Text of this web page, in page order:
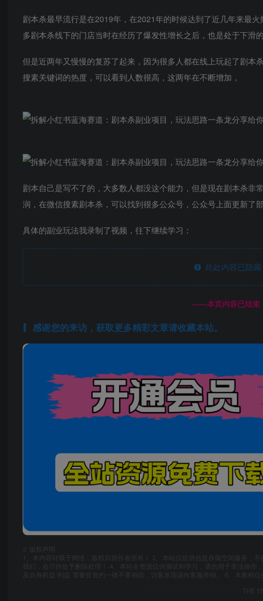
剧本杀最早流行是在2019年，在2021年的时候达到了近几年来最
多剧本杀线下的门店当时在经历了爆发性增长之后，也是处于下滑
但是近两年又慢慢的复苏了起来，因为很多人都在线上玩起了剧
搜素关键词的热度，可以看到人数很高，这两年在不断增加，
剧本自己是写不了的，大多数人都没这个能力，但是现在剧本杀
润，在微信搜素剧本杀，可以找到很多公众号，公众号上面更新了
具体的副业玩法我录制了视频，往下继续学习：
此处内容已隐
------本页内容已结
感谢您的来访，获取更多精彩文章请收藏本站。
版权声明
1、本内容转载于网络，版权归原作者所有！ 2、本站仅提供信息存储空间服务，
我们，会尽快给予删除处理！ 4、本站全资源仅供测试和学习，请勿用于非法操
及自身权益/利益 需要投资的一律不要相信，访客发现请向客服举报。 6、本教程
THE